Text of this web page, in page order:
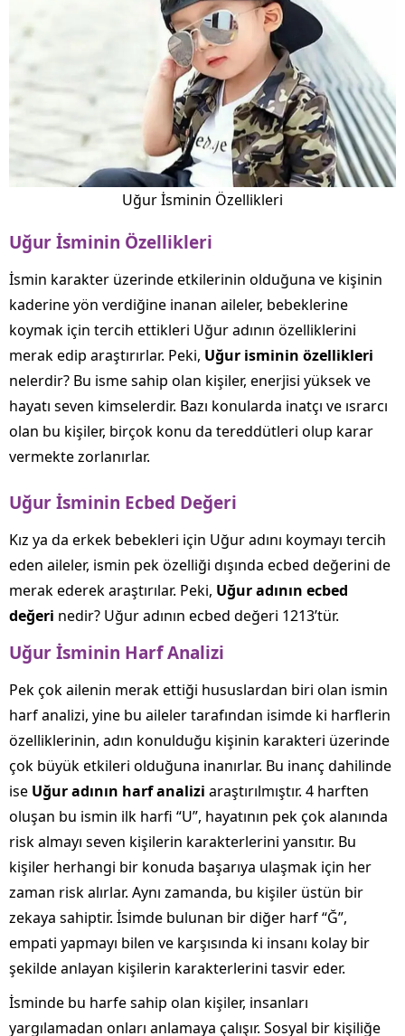
Uğur İsminin Özellikleri
Uğur İsminin Özellikleri
İsmin karakter üzerinde etkilerinin olduğuna ve kişinin
kaderine yön verdiğine inanan aileler, bebeklerine
koymak için tercih ettikleri Uğur adının özelliklerini
merak edip araştırırlar. Peki, Uğur isminin özellikleri
nelerdir? Bu isme sahip olan kişiler, enerjisi yüksek ve
hayatı seven kimselerdir. Bazı konularda inatçı ve ısrarcı
olan bu kişiler, birçok konu da tereddütleri olup karar
vermekte zorlanırlar.
Uğur İsminin Ecbed Değeri
Kız ya da erkek bebekleri için Uğur adını koymayı tercih
eden aileler, ismin pek özelliği dışında ecbed değerini de
merak ederek araştırılar. Peki, Uğur adının ecbed
değeri nedir? Uğur adının ecbed değeri 1213’tür.
Uğur İsminin Harf Analizi
Pek çok ailenin merak ettiği hususlardan biri olan ismin
harf analizi, yine bu aileler tarafından isimde ki harflerin
özelliklerinin, adın konulduğu kişinin karakteri üzerinde
çok büyük etkileri olduğuna inanırlar. Bu inanç dahilinde
ise Uğur adının harf analizi araştırılmıştır. 4 harften
oluşan bu ismin ilk harfi “U”, hayatının pek çok alanında
risk almayı seven kişilerin karakterlerini yansıtır. Bu
kişiler herhangi bir konuda başarıya ulaşmak için her
zaman risk alırlar. Aynı zamanda, bu kişiler üstün bir
zekaya sahiptir. İsimde bulunan bir diğer harf “Ğ”,
empati yapmayı bilen ve karşısında ki insanı kolay bir
şekilde anlayan kişilerin karakterlerini tasvir eder.
İsminde bu harfe sahip olan kişiler, insanları
yargılamadan onları anlamaya çalışır. Sosyal bir kişiliğe